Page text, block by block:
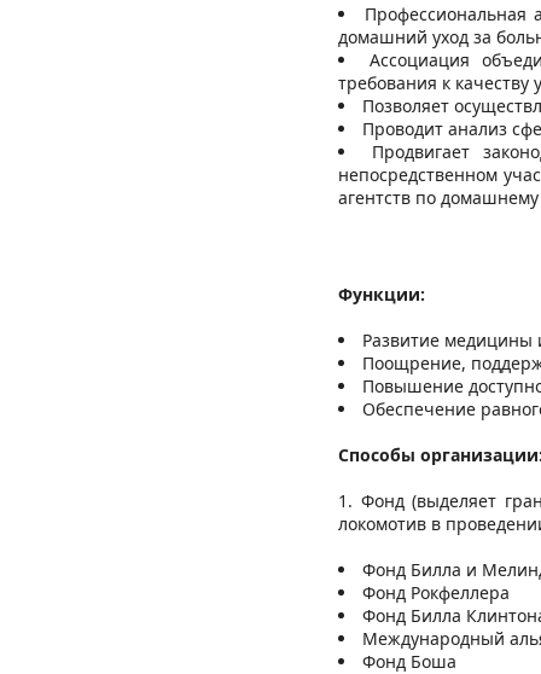
Профессиональная
домашний уход за
Ассоциация
требования к
Позволяет
Проводит анализ
Продвигает
непосредственном
агентств по
Функции:
Развитие медицины
Поощрение,
Повышение
Обеспечение
Способы
Фонд (выделяет
локомотив в
Фонд Билла и
Фонд Рокфеллера
Фонд Билла
Международный
Фонд Боша